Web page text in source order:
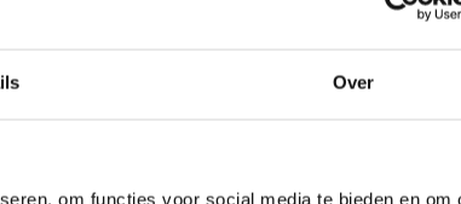
Over
om functies voor social media te bieden en om